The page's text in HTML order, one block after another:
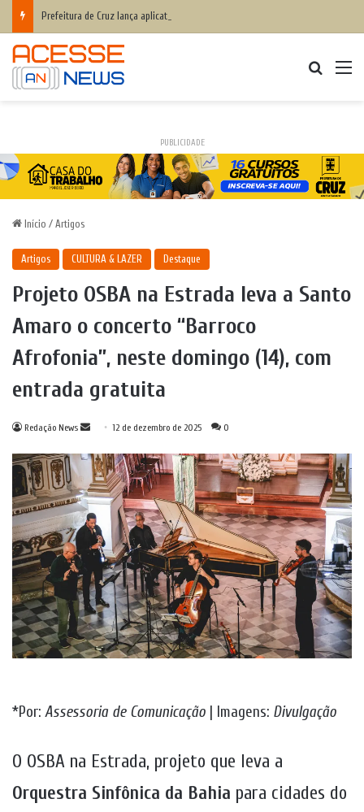
PUBLICIDADE
Início / Artigos
Artigos CULTURA & LAZER Destaque
Projeto OSBA na Estrada leva a Santo
Amaro o concerto “Barroco
Afrofonia”, neste domingo (14), com
entrada gratuita
Redação News
Mande
e-
mail
12 de dezembro de 2025 0
*Por: Assessoria de Comunicação | Imagens: Divulgação
O OSBA na Estrada, projeto que leva a
Orquestra Sinfônica da Bahia para cidades do